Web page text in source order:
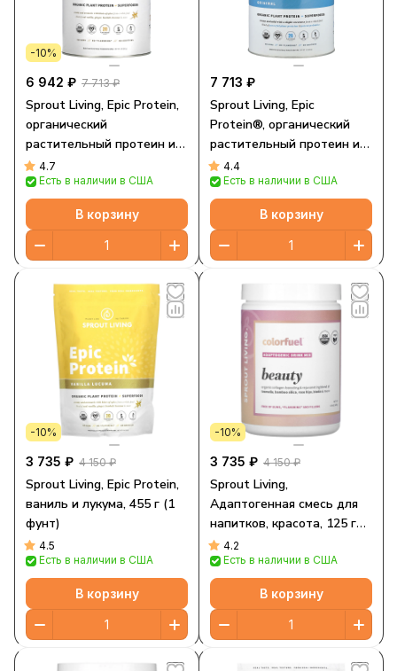
-10%
6 942 ₽ 7 713 ₽
Sprout Living, Epic Protein,
органический
растительный протеин и
суперфуды, ваниль и
лукума, 910 г (2 фунта)
4.7
Есть в наличии в США
В корзину
7 713 ₽
Sprout Living, Epic
Protein®, органический
растительный протеин и
суперфуды, оригинальный,
912 г (2 фунта)
4.4
Есть в наличии в США
В корзину
-10%
3 735 ₽ 4 150 ₽
Sprout Living, Epic Protein,
ваниль и лукума, 455 г (1
фунт)
4.5
Есть в наличии в США
В корзину
-10%
3 735 ₽ 4 150 ₽
Sprout Living,
Адаптогенная смесь для
напитков, красота, 125 г
(4,4 унции)
4.2
Есть в наличии в США
В корзину